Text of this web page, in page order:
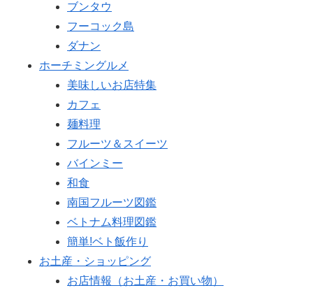
ブンタウ
フーコック島
ダナン
ホーチミングルメ
美味しいお店特集
カフェ
麺料理
フルーツ＆スイーツ
バインミー
和食
南国フルーツ図鑑
ベトナム料理図鑑
簡単!ベト飯作り
お土産・ショッピング
お店情報（お土産・お買い物）